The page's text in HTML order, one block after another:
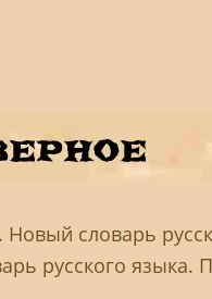
словарь
русского языка.